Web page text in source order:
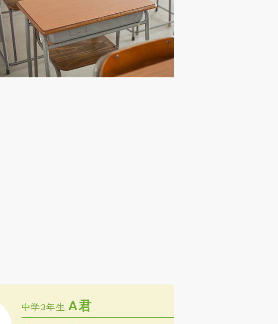
中学3年生 A君